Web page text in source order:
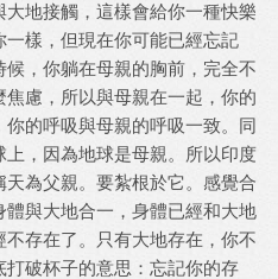
地接觸，這樣會給你一種快樂
樣，但現在你可能已經忘記
，你躺在母親的胸前，完全不
慮，所以與母親在一起，你的
的呼吸與母親的呼吸一致。同
，因為地球是母親。所以印度
為父親。要紮根於它。感覺合
與大地合一，身體已經和大地
存在了。只有大地存在，你不
破杯子的意思：忘記你的存